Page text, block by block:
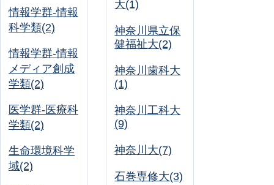
情報学群-情報
科学類(2)
情報学群-情報
メディア創成
学類(2)
医学群-医療科
学類(2)
生命環境科学
域(2)
大(1)
神奈川県立保
健福祉大(2)
神奈川歯科大
(1)
神奈川工科大
(9)
神奈川大(7)
石巻専修大(3)